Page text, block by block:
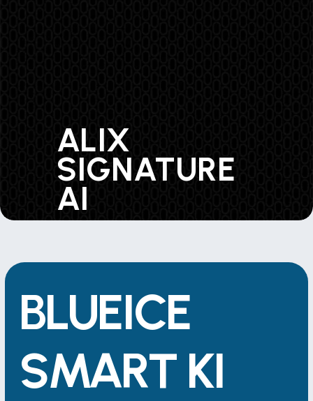
ALIX
SIGNATURE
AI
BLUEICE
SMART KI